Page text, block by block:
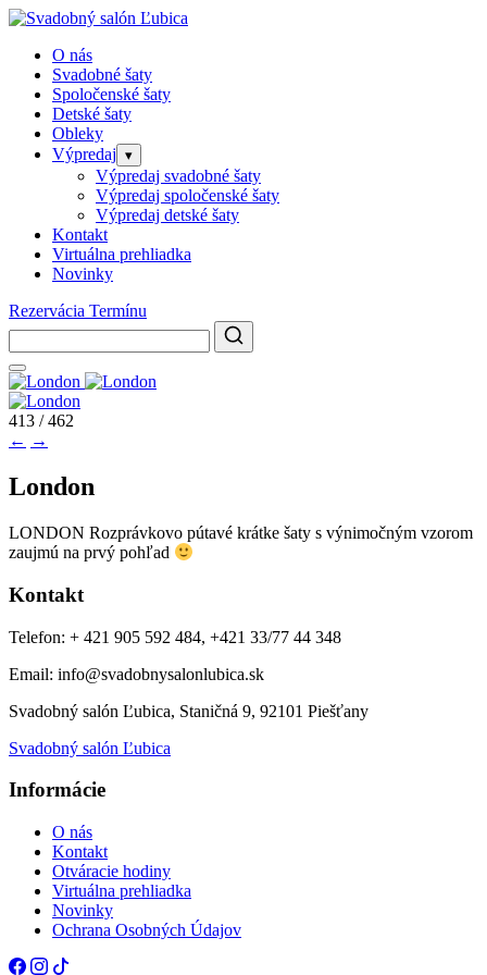
O nás
Svadobné šaty
Spoločenské šaty
Detské šaty
Obleky
Výpredaj ▾
Výpredaj svadobné šaty
Výpredaj spoločenské šaty
Výpredaj detské šaty
Kontakt
Virtuálna prehliadka
Novinky
Rezervácia Termínu
413 / 462
← →
London
LONDON Rozprávkovo pútavé krátke šaty s výnimočným vzorom
zaujmú na prvý pohľad
Kontakt
Telefon: + 421 905 592 484, +421 33/77 44 348
Email: info@svadobnysalonlubica.sk
Svadobný salón Ľubica, Staničná 9, 92101 Piešťany
Svadobný salón Ľubica
Informácie
O nás
Kontakt
Otváracie hodiny
Virtuálna prehliadka
Novinky
Ochrana Osobných Údajov